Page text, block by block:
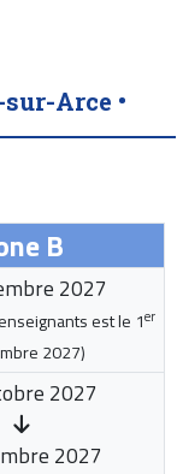
Arce •
B
2027
est le 1er
2027)
2027
2027